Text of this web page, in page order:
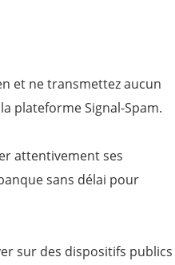
et ne transmettez aucun
plateforme Signal-Spam.
attentivement ses
sans délai pour
sur des dispositifs publics